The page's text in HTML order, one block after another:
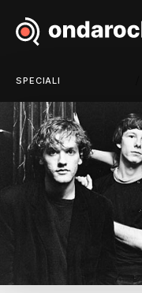
SPECIALI